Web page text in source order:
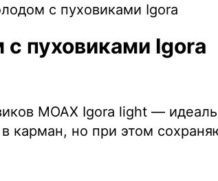
c пуховиками Igora
пуховиками Igora
MOAX Igora light —
карман, но при этом